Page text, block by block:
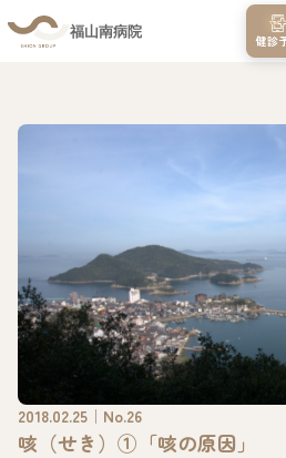
福山南病院
健診
2018.02.25｜No.26
咳（せき）①「咳の原因」